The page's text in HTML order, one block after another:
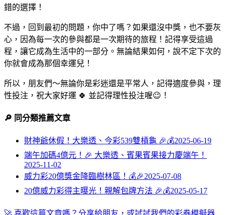
錯的選擇！
不過，回到最初的問題，你中了嗎？如果還沒中獎，也不要灰
心，因為每一次的參與都是一次期待的旅程！記得享受這過
程，讓它成為生活中的一部分。無論結果如何，說不定下次的
你就會成為那個幸運兒！
所以，朋友們～無論你是彩迷還是平常人，記得適度參與，理
性投注，祝大家好運 🍀 並記得理性投注喔😉！
🔎 同分類推薦文章
財神爺休假！大樂透、今彩539雙槓龜 🎉💰2025-06-19
端午加碼4億元！🎉 大樂透、賓果賓果接力慶端午！
2025-11-02
威力彩20億獎金降臨樹林區！💰🎉2025-07-08
20億威力彩得主曝光！親解包牌方法 🎉💰2025-05-17